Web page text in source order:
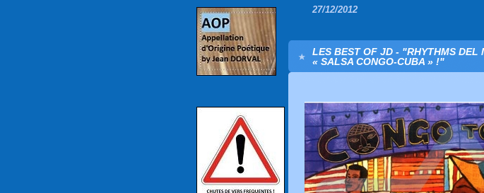
27/12/2012
LES BEST OF JD - "RHYTHMS DEL
« SALSA CONGO-CUBA » !"